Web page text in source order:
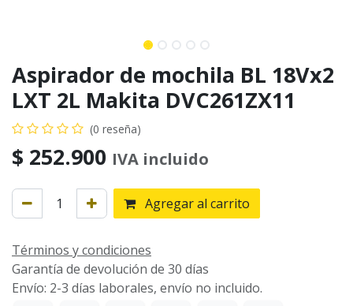
Aspirador de mochila BL 18Vx2
LXT 2L Makita DVC261ZX11
(0 reseña)
$ 252.900 IVA incluido
Agregar al carrito
Términos y condiciones
Garantía de devolución de 30 días
Envío: 2-3 días laborales, envío no incluido.